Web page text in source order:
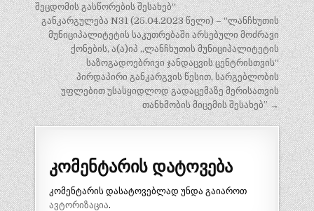
შეცდომის გასწორების შესახებ“
განკარგულება N31 (25.04.2023 წელი) – “ლანჩხუთის
მუნიციპალიტეტის საკუთრებაში არსებული მოძრავი
ქონების, ა(ა)იპ ,,ლანჩხუთის მუნიციპალიტეტის
საზოგადოებრივი ჯანდაცვის ცენტრისთვის“
პირდაპირი განკარგვის წესით, სარგებლობის
უფლებით უსასყიდლოდ გადაცემაზე მერისათვის
თანხმობის მიცემის შესახებ” →
კომენტარის დატოვება
კომენტარის დასატოვებლად უნდა გაიაროთ
ავტორიზაცია.